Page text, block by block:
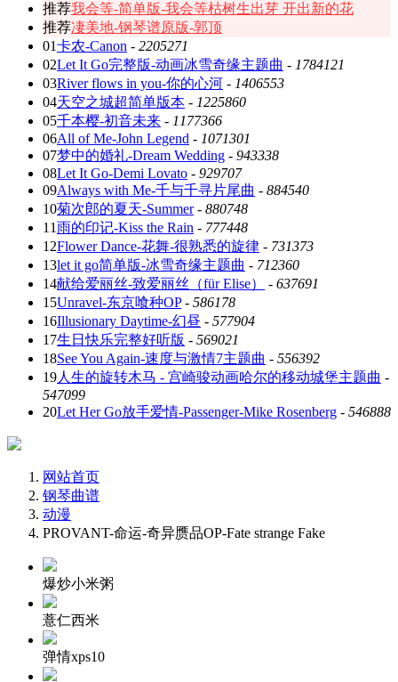
推荐我会等-简单版-我会等枯树生出芽 开出新的花
推荐凄美地-钢琴谱原版-郭顶
01卡农-Canon - 2205271
02Let It Go完整版-动画冰雪奇缘主题曲 - 1784121
03River flows in you-你的心河 - 1406553
04天空之城超简单版本 - 1225860
05千本樱-初音未来 - 1177366
06All of Me-John Legend - 1071301
07梦中的婚礼-Dream Wedding - 943338
08Let It Go-Demi Lovato - 929707
09Always with Me-千与千寻片尾曲 - 884540
10菊次郎的夏天-Summer- 880748
11雨的印记-Kiss the Rain - 777448
12Flower Dance-花舞-很熟悉的旋律 - 731373
13let it go简单版-冰雪奇缘主题曲 - 712360
14献给爱丽丝-致爱丽丝（für Elise） - 637691
15Unravel-东京喰种OP- 586178
16Illusionary Daytime-幻昼 - 577904
17生日快乐完整好听版 - 569021
18See You Again-速度与激情7主题曲 - 556392
19人生的旋转木马 - 宫崎骏动画哈尔的移动城堡主题曲 -
547099
20Let Her Go放手爱情-Passenger-Mike Rosenberg - 546888
网站首页
钢琴曲谱
动漫
PROVANT-命运-奇异赝品OP-Fate strange Fake
爆炒小米粥
薏仁西米
弹情xps10